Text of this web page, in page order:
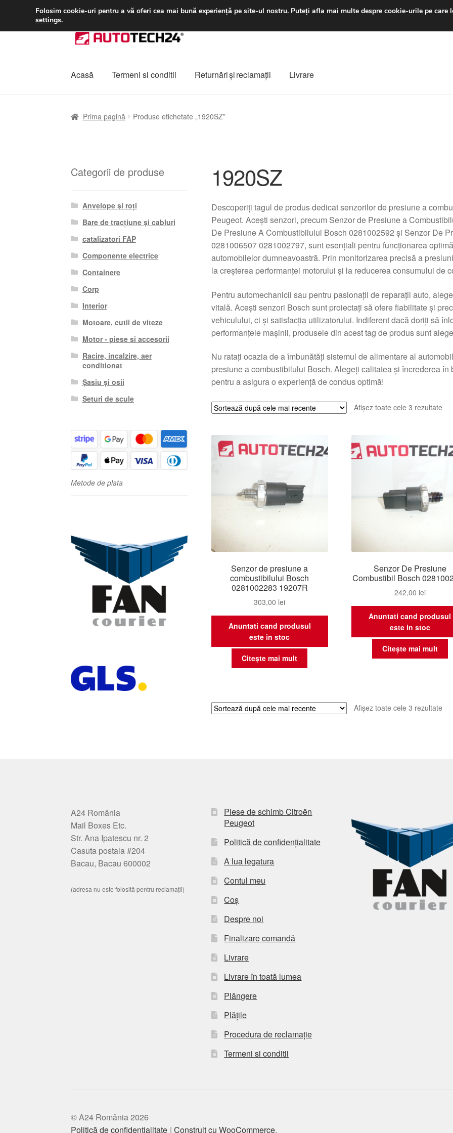
LIVRARE de la 33 lei luni-vineri 9 a.m. - 4
Sari
la
Sari
la
Acasă Termeni si conditii Returnări şi reclamații Livrare
Prima pagină Produse etichetate „1920SZ”
1920SZ
Descoperiți tagul de produs dedicat senzorilor de presiune a
Peugeot. Acești senzori, precum Senzor de Presiune a
De Presiune A Combustibilului Bosch 0281002592 și Senzor De
0281006507 0281002797, sunt esențiali pentru funcționarea
automobilelor dumneavoastră. Prin monitorizarea precisă a
la creșterea performanței motorului și la reducerea consumului de
Pentru automechanicii sau pentru pasionații de reparații auto,
vitală. Acești senzori Bosch sunt proiectați să ofere fiabilitate și
vehiculului, ci și satisfacția utilizatorului. Indiferent dacă doriți să
performanțele mașinii, produsele din acest tag de produs sunt
Nu ratați ocazia de a îmbunătăți sistemul de alimentare al
presiune a combustibilului Bosch. Alegeți calitatea și încrederea
pentru a asigura o experiență de condus optimă!
Afișez toate cele 3 rezultate
Senzor de presiune a
combustibilului Bosch
0281002283 19207R
303,00 lei
Anuntati cand produsul
este in stoc
Citește mai mult
Senzor De Presiune
Combustibil Bosch
242,00 lei
Anuntati cand produsul
este in stoc
Citește mai mult
Afișez toate cele 3 rezultate
Categorii de produse
Anvelope și roți
Bare de tracțiune și cabluri
catalizatori FAP
Componente electrice
Containere
Corp
Interior
Motoare, cutii de viteze
Motor - piese si accesorii
Racire, incalzire, aer
conditionat
Șasiu și osii
Seturi de scule
Metode de plata
A24 România
Mail Boxes Etc.
Str. Ana Ipatescu nr. 2
Casuta postala #204
Bacau, Bacau 600002
(adresa nu este folosită pentru reclamații)
Piese de schimb Citroën
Peugeot
Politică de confidențialitate
A lua legatura
Contul meu
Coș
Despre noi
Finalizare comandă
Livrare
Livrare în toată lumea
Plângere
Plățile
Procedura de reclamație
Termeni si conditii
© A24 România 2026
Politică de confidențialitate Construit cu WooCommerce.
Folosim cookie-uri pentru a vă oferi cea mai bună experiență pe site-ul nostru. Puteți afla mai multe despre cookie-urile pe
settings.